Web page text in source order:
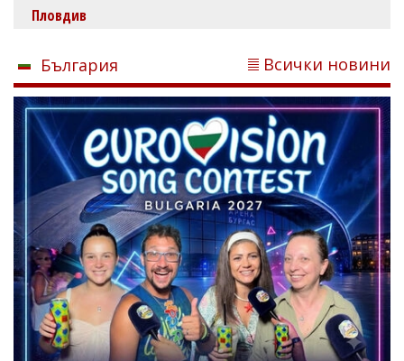
Пловдив
България Всички новини